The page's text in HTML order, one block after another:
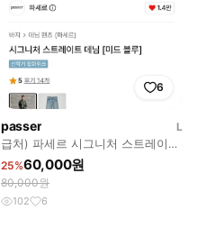
6
passer
L
급처) 파세르 시그니처 스트레이트
데님 미드블루 L
25%60,000원
80,000원
102 6